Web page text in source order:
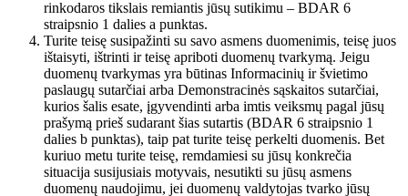
rinkodaros tikslais remiantis jūsų sutikimu – BDAR 6
straipsnio 1 dalies a punktas.
Turite teisę susipažinti su savo asmens duomenimis, teisę juos
ištaisyti, ištrinti ir teisę apriboti duomenų tvarkymą. Jeigu
duomenų tvarkymas yra būtinas Informacinių ir švietimo
paslaugų sutarčiai arba Demonstracinės sąskaitos sutarčiai,
kurios šalis esate, įgyvendinti arba imtis veiksmų pagal jūsų
prašymą prieš sudarant šias sutartis (BDAR 6 straipsnio 1
dalies b punktas), taip pat turite teisę perkelti duomenis. Bet
kuriuo metu turite teisę, remdamiesi su jūsų konkrečia
situacija susijusiais motyvais, nesutikti su jūsų asmens
duomenų naudojimu, jei duomenų valdytojas tvarko jūsų